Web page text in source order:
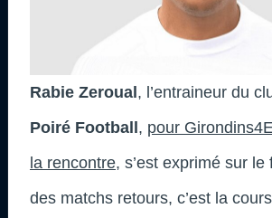
Rabie Zeroual, l’entraineur du
Poiré Football, pour
la rencontre, s’est exprimé sur le
des matchs retours, c’est la